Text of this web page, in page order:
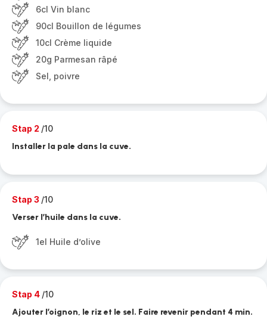
6cl Vin blanc
90cl Bouillon de légumes
10cl Crème liquide
20g Parmesan râpé
Sel, poivre
Stap 2 /10
Installer la pale dans la cuve.
Stap 3 /10
Verser l’huile dans la cuve.
1el Huile d’olive
Stap 4 /10
Ajouter l’oignon, le riz et le sel. Faire revenir pendant 4 min.